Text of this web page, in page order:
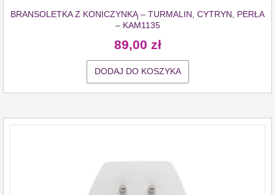
BRANSOLETKA Z KONICZYNKĄ – TURMALIN, CYTRYN, PERŁA
– KAM1135
89,00 zł
DODAJ DO KOSZYKA